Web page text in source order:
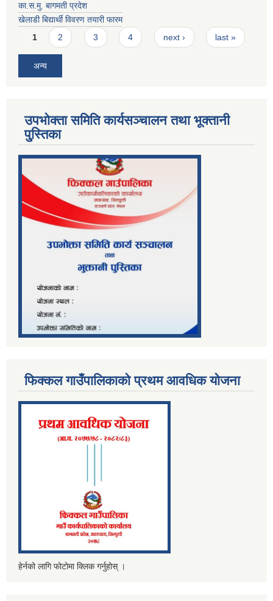
का.स.मु. बागमती प्रदेश
खेलाडी बिद्यार्थी विवरण तयारी फारम
Pages
1 2 3 4 next › last »
अन्य
उपभोक्ता समिति कार्यसञ्चालन तथा भूक्तानी
पु्स्तिका
फिक्कल गाउँपालिकाको प्रथम आवधिक योजना
हेर्नको लागि फोटोमा क्लिक गर्नुहोस् ।